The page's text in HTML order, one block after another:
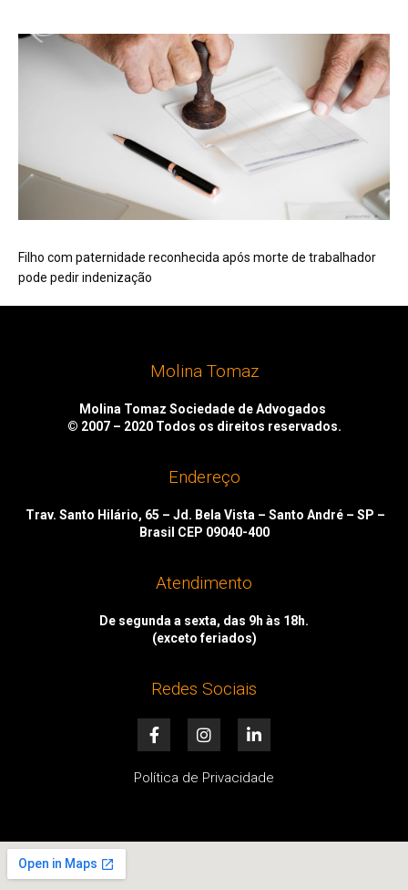
Filho com paternidade reconhecida após morte de trabalhador
pode pedir indenização
Molina Tomaz
Molina Tomaz Sociedade de Advogados
© 2007 – 2020 Todos os direitos reservados.
Endereço
Trav. Santo Hilário, 65 – Jd. Bela Vista – Santo André – SP –
Brasil CEP 09040-400
Atendimento
De segunda a sexta, das 9h às 18h.
(exceto feriados)
Redes Sociais
F
a
e
k
I
n
t
a
i
k
n
Política de Privacidade